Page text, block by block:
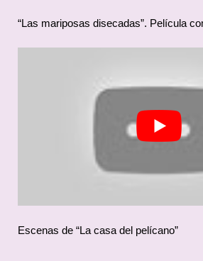
“Las mariposas disecadas”. Película
Escenas de “La casa del pelícano”